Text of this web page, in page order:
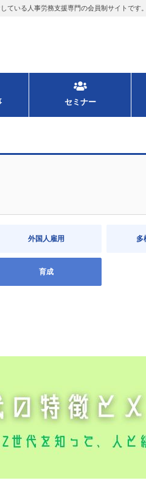
ている人事労務支援専門の会員制サイトです。
セミナー
外国人雇用 多
育成